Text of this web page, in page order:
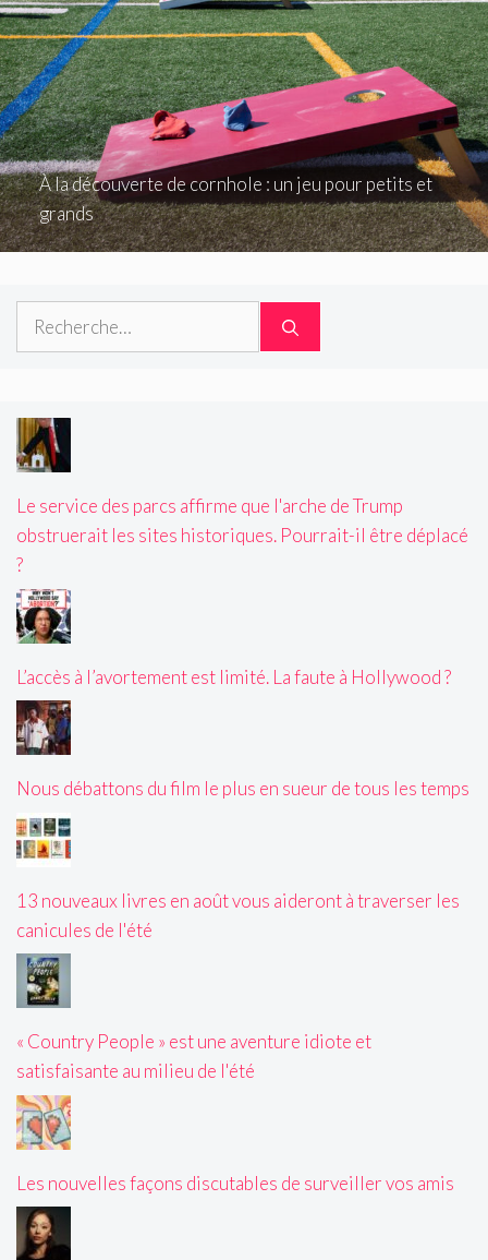
À la découverte de cornhole : un jeu pour petits et
grands
Rechercher :
Le service des parcs affirme que l'arche de Trump
obstruerait les sites historiques. Pourrait-il être déplacé
?
L’accès à l’avortement est limité. La faute à Hollywood ?
Nous débattons du film le plus en sueur de tous les temps
13 nouveaux livres en août vous aideront à traverser les
canicules de l'été
« Country People » est une aventure idiote et
satisfaisante au milieu de l'été
Les nouvelles façons discutables de surveiller vos amis